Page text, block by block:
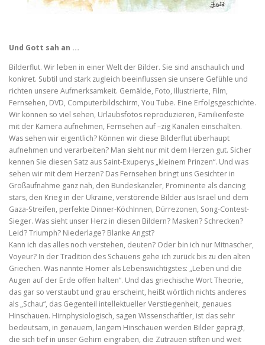
Und Gott sah an …
Bilderflut. Wir leben in einer Welt der Bilder. Sie sind anschaulich und
konkret. Subtil und stark zugleich beeinflussen sie unsere Gefühle und
richten unsere Aufmerksamkeit. Gemälde, Foto, Illustrierte, Film,
Fernsehen, DVD, Computerbildschirm, You Tube. Eine Erfolgsgeschichte.
Wir können so viel sehen, Urlaubsfotos reproduzieren, Familienfeste
mit der Kamera aufnehmen, Fernsehen auf –zig Kanälen einschalten.
Was sehen wir eigentlich? Können wir diese Bilderflut überhaupt
aufnehmen und verarbeiten? Man sieht nur mit dem Herzen gut. Sicher
kennen Sie diesen Satz aus Saint-Exuperys „kleinem Prinzen“. Und was
sehen wir mit dem Herzen? Das Fernsehen bringt uns Gesichter in
Großaufnahme ganz nah, den Bundeskanzler, Prominente als dancing
stars, den Krieg in der Ukraine, verstörende Bilder aus Israel und dem
Gaza-Streifen, perfekte Dinner-KöchInnen, Dürrezonen, Song-Contest-
Sieger. Was sieht unser Herz in diesen Bildern? Masken? Schrecken?
Leid? Triumph? Niederlage? Blanke Angst?
Kann ich das alles noch verstehen, deuten? Oder bin ich nur Mitnascher,
Voyeur? In der Tradition des Schauens gehe ich zurück bis zu den alten
Griechen. Was nannte Homer als Lebenswichtigstes: „Leben und die
Augen auf der Erde offen halten“. Und das griechische Wort Theorie,
das gar so verstaubt und grau erscheint, heißt wörtlich nichts anderes
als „Schau“, das Gegenteil intellektueller Verstiegenheit, genaues
Hinschauen. Hirnphysiologisch, sagen Wissenschaftler, ist das sehr
bedeutsam, in genauem, langem Hinschauen werden Bilder geprägt,
die sich tief in unser Gehirn eingraben, die Zutrauen stiften und weit